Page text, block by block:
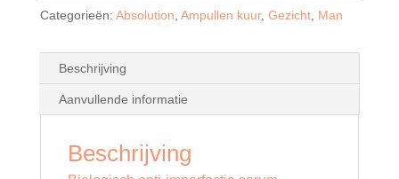
Categorieën: Absolution Ampullen kuur, Gezicht, Man
Beschrijving
Aanvullende informatie
Beschrijving